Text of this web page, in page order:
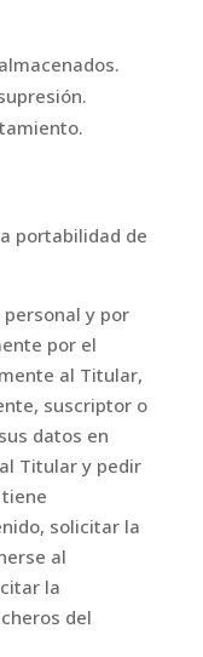
portabilidad de
y por
por el
al Titular,
suscriptor o
datos en
Titular y pedir
solicitar la
al
la
del